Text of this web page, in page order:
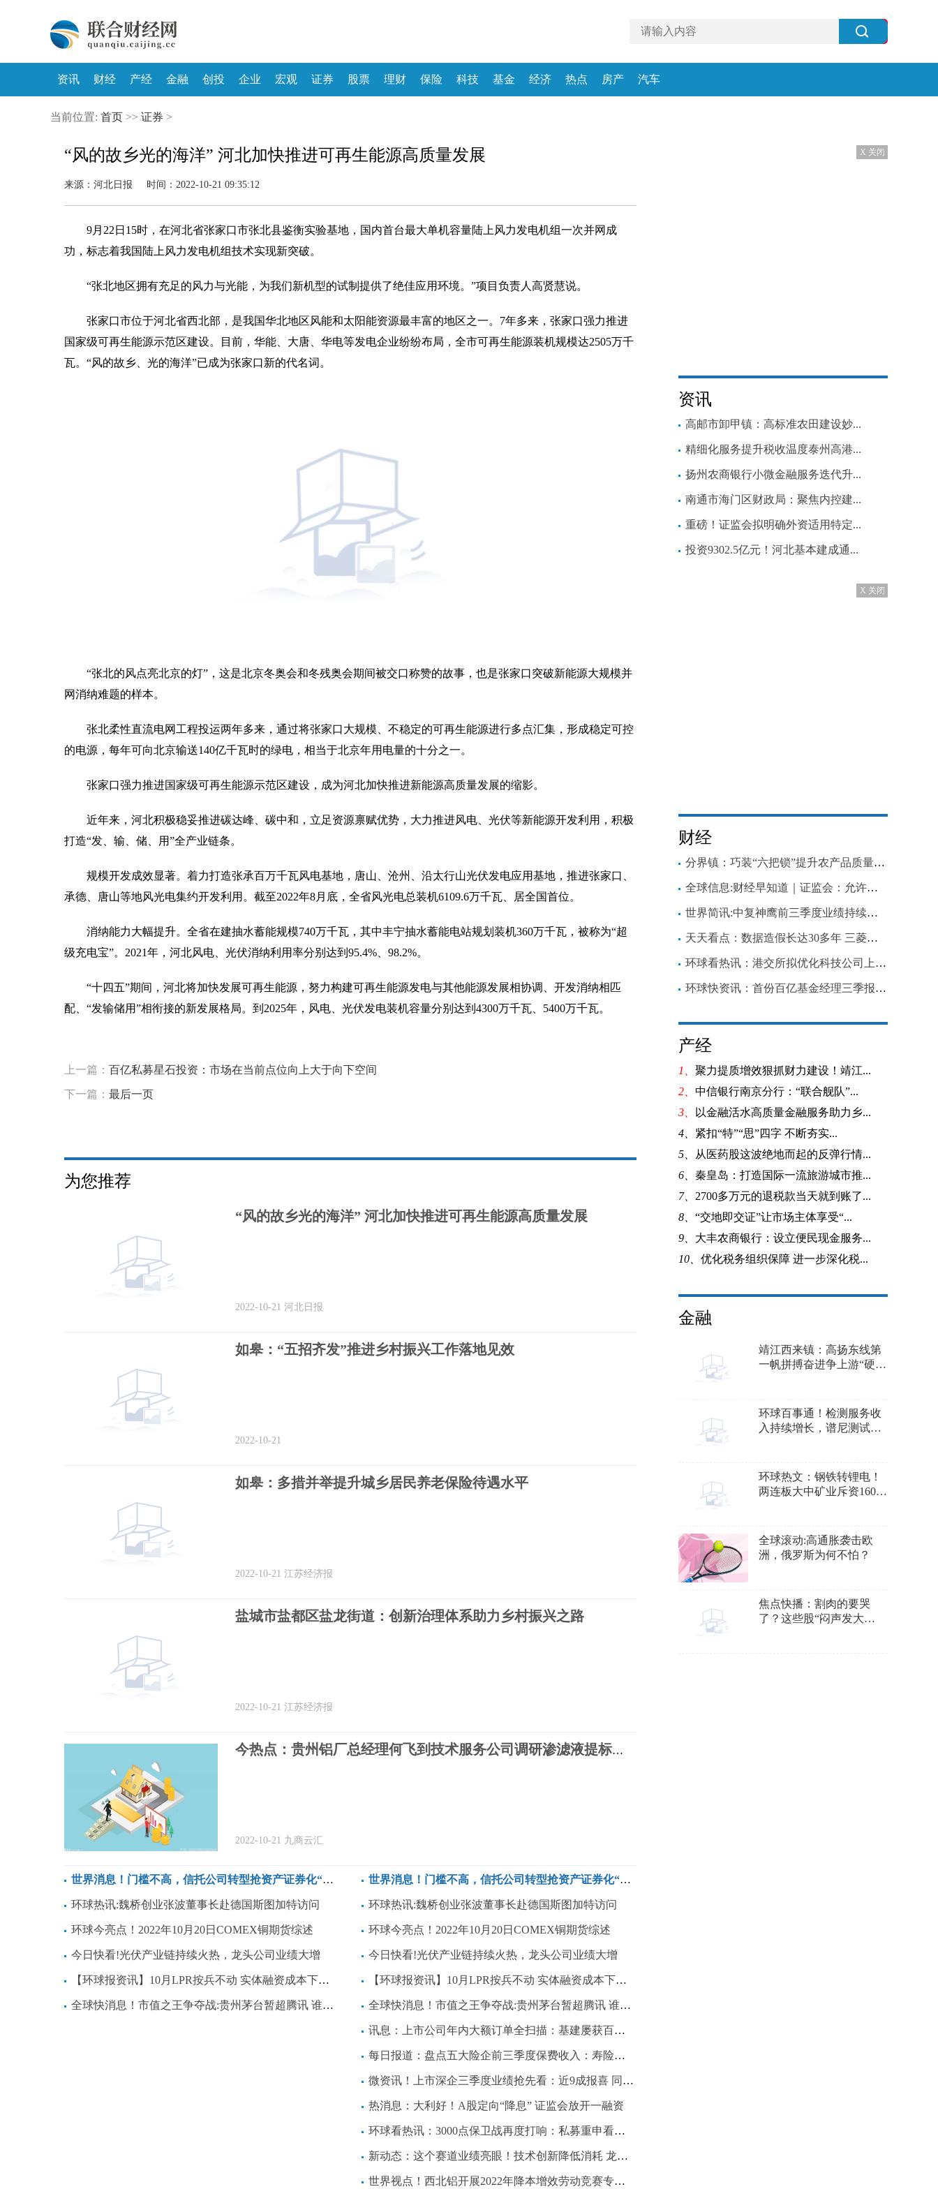
资讯 财经 产经 金融 创投 企业 宏观 证券 股票 理财 保险 科技 基金 经济 热点 房产 汽车
当前位置: 首页 >> 证券 >
“风的故乡光的海洋” 河北加快推进可再生能源高质量发展
来源：河北日报 时间：2022-10-21 09:35:12
9月22日15时，在河北省张家口市张北县鉴衡实验基地，国内首台最大单机容量陆上风力发电机组一次并网成
功，标志着我国陆上风力发电机组技术实现新突破。
“张北地区拥有充足的风力与光能，为我们新机型的试制提供了绝佳应用环境。”项目负责人高贤慧说。
张家口市位于河北省西北部，是我国华北地区风能和太阳能资源最丰富的地区之一。7年多来，张家口强力推进
国家级可再生能源示范区建设。目前，华能、大唐、华电等发电企业纷纷布局，全市可再生能源装机规模达2505万千
瓦。“风的故乡、光的海洋”已成为张家口新的代名词。
“张北的风点亮北京的灯”，这是北京冬奥会和冬残奥会期间被交口称赞的故事，也是张家口突破新能源大规模并
网消纳难题的样本。
张北柔性直流电网工程投运两年多来，通过将张家口大规模、不稳定的可再生能源进行多点汇集，形成稳定可控
的电源，每年可向北京输送140亿千瓦时的绿电，相当于北京年用电量的十分之一。
张家口强力推进国家级可再生能源示范区建设，成为河北加快推进新能源高质量发展的缩影。
近年来，河北积极稳妥推进碳达峰、碳中和，立足资源禀赋优势，大力推进风电、光伏等新能源开发利用，积极
打造“发、输、储、用”全产业链条。
规模开发成效显著。着力打造张承百万千瓦风电基地，唐山、沧州、沿太行山光伏发电应用基地，推进张家口、
承德、唐山等地风光电集约开发利用。截至2022年8月底，全省风光电总装机6109.6万千瓦、居全国首位。
消纳能力大幅提升。全省在建抽水蓄能规模740万千瓦，其中丰宁抽水蓄能电站规划装机360万千瓦，被称为“超
级充电宝”。2021年，河北风电、光伏消纳利用率分别达到95.4%、98.2%。
“十四五”期间，河北将加快发展可再生能源，努力构建可再生能源发电与其他能源发展相协调、开发消纳相匹
配、“发输储用”相衔接的新发展格局。到2025年，风电、光伏发电装机容量分别达到4300万千瓦、5400万千瓦。
上一篇： 百亿私募星石投资：市场在当前点位向上大于向下空间
下一篇： 最后一页
为您推荐
“风的故乡光的海洋” 河北加快推进可再生能源高质量发展
2022-10-21 河北日报
如皋：“五招齐发”推进乡村振兴工作落地见效
2022-10-21
如皋：多措并举提升城乡居民养老保险待遇水平
2022-10-21 江苏经济报
盐城市盐都区盐龙街道：创新治理体系助力乡村振兴之路
2022-10-21 江苏经济报
今热点：贵州铝厂总经理何飞到技术服务公司调研渗滤液提标升级项目
2022-10-21 九商云汇
世界消息！门槛不高，信托公司转型抢资产证券化“蛋糕”
环球热讯:魏桥创业张波董事长赴德国斯图加特访问
环球今亮点！2022年10月20日COMEX铜期货综述
今日快看!光伏产业链持续火热，龙头公司业绩大增
【环球报资讯】10月LPR按兵不动 实体融资成本下行有空间
全球快消息！市值之王争夺战:贵州茅台暂超腾讯 谁将赢得未来
世界消息！门槛不高，信托公司转型抢资产证券化“蛋糕”
环球热讯:魏桥创业张波董事长赴德国斯图加特访问
环球今亮点！2022年10月20日COMEX铜期货综述
今日快看!光伏产业链持续火热，龙头公司业绩大增
【环球报资讯】10月LPR按兵不动 实体融资成本下行有空间
全球快消息！市值之王争夺战:贵州茅台暂超腾讯 谁将赢得未来
讯息：上市公司年内大额订单全扫描：基建屡获百亿大单
每日报道：盘点五大险企前三季度保费收入：寿险增速分化 财险持续向好
微资讯！上市深企三季度业绩抢先看：近9成报喜 同比涨幅最高6倍
热消息：大利好！A股定向“降息” 证监会放开一融资
环球看热讯：3000点保卫战再度打响：私募重申看好A股 认为有强支撑
新动态：这个赛道业绩亮眼！技术创新降低消耗 龙头增80%
世界视点！西北铝开展2022年降本增效劳动竞赛专题会
X 关闭
资讯
高邮市卸甲镇：高标准农田建设妙...
精细化服务提升税收温度泰州高港...
扬州农商银行小微金融服务迭代升...
南通市海门区财政局：聚焦内控建...
重磅！证监会拟明确外资适用特定...
投资9302.5亿元！河北基本建成通...
X 关闭
财经
分界镇：巧装“六把锁”提升农产品质量追溯管理水平
全球信息:财经早知道｜证监会：允许满足特定条件涉房地产企业在A股融资
世界简讯:中复神鹰前三季度业绩持续高增，分析师：碳纤维需求增速高于产能增速
天天看点：数据造假长达30多年 三菱电机处罚22名高管
环球看热讯：港交所拟优化科技公司上市规则，赴港上市能否再次升温？
环球快资讯：首份百亿基金经理三季报出炉, 陆彬大幅加仓，称新能源仍有较高吸引力
产经
1、 聚力提质增效狠抓财力建设！靖江...
2、 中信银行南京分行：“联合舰队”...
3、
以金融活水高质量金融服务助力乡...
4、 紧扣“特”“思”四字 不断夯实...
5、
从医药股这波绝地而起的反弹行情...
6、 秦皇岛：打造国际一流旅游城市推...
7、 2700多万元的退税款当天就到账了...
8、 “交地即交证”让市场主体享受“...
9、 大丰农商银行：设立便民现金服务...
10、 优化税务组织保障 进一步深化税...
金融
靖江西来镇：高扬东线第
一帆拼搏奋进争上游“硬核
环球百事通！检测服务收
入持续增长，谱尼测试前
环球热文：钢铁转锂电！
两连板大中矿业斥资160亿
全球滚动:高通胀袭击欧
洲，俄罗斯为何不怕？
焦点快播：割肉的要哭
了？这些股“闷声发大